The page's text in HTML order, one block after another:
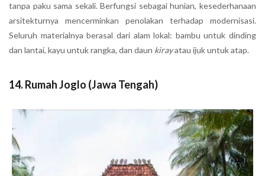
tanpa paku sama sekali. Berfungsi sebagai hunian, kesederhanaan
arsitekturnya mencerminkan penolakan terhadap modernisasi.
Seluruh materialnya berasal dari alam lokal: bambu untuk dinding
dan lantai, kayu untuk rangka, dan daun kirayatau ijuk untuk atap.
14. Rumah Joglo (Jawa Tengah)